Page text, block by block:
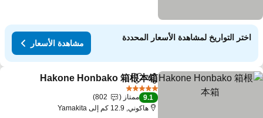
اختر التواريخ لمشاهدة الأسعار المحددة
مشاهدة الأسعار
مشاركةAdd to favorites
Hakone Honbako 箱根本箱
9.1 ممتاز
802
هاكوني, 12.9 كم إلى Yamakita